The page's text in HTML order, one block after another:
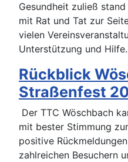
Gesundheit zuließ
mit Rat und Tat zur
vielen
Unterstützung und
Rückblick
Straßenfest
Der TTC Wöschbach
mit bester Stimmung
positive
zahlreichen Besuchern